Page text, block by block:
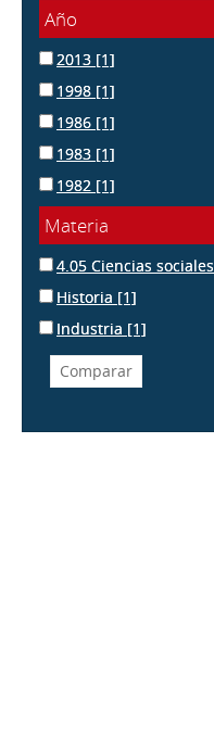
Año
2013 [1]
1998 [1]
1986 [1]
1983 [1]
1982 [1]
Materia
4.05 Ciencias sociales
Historia [1]
Industria [1]